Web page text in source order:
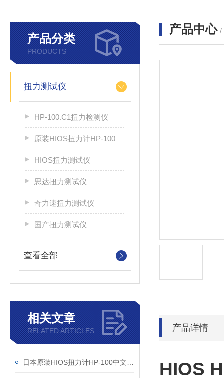
产品分类
PRODUCTS
扭力测试仪
HP-100.C1扭力检测仪
原装HIOS扭力计HP-100
HIOS扭力测试仪
思达扭力测试仪
奇力速扭力测试仪
国产扭力测试仪
查看全部
相关文章
RELATED ARTICLES
产品中心 /
产品详情
HIOS